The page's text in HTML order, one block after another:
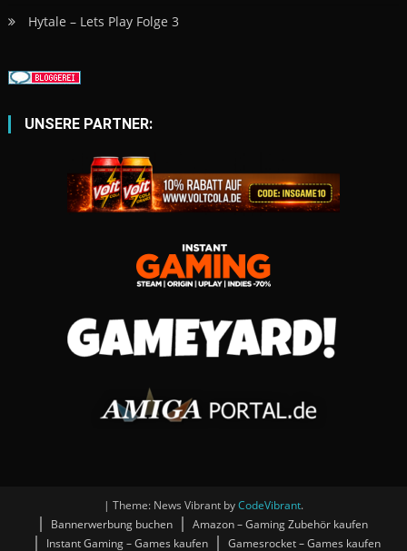
Hytale – Lets Play Folge 3
UNSERE PARTNER:
| Theme: News Vibrant byCodeVibrant.
Bannerwerbung buchen
Amazon – Gaming Zubehör kaufen
Instant Gaming – Games kaufen
Gamesrocket – Games kaufen